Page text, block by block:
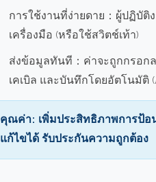
การใช้งานที่ง่ายดาย： ผู้ปฏิบัติ
เครื่องมือ (หรือใช้สวิตช์เท้า)
ส่งข้อมูลทันที： ค่าจะถูกกรอก
เคเบิล และบันทึกโดยอัตโนมัติ
คุณค่า: เพิ่มประสิทธิภาพการป้อ
แก้ไขได้ รับประกันความถูกต้อง